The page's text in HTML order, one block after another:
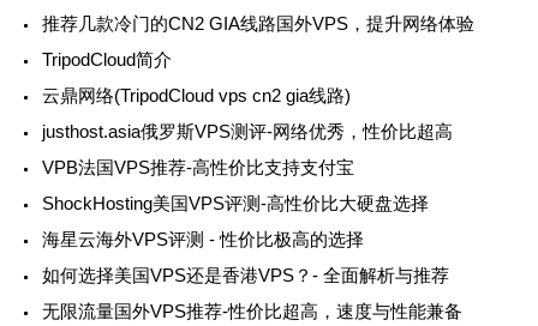
推荐几款冷门的CN2 GIA线路国外VPS，提升网络体验
TripodCloud简介
云鼎网络(TripodCloud vps cn2 gia线路)
justhost.asia俄罗斯VPS测评-网络优秀，性价比超高
VPB法国VPS推荐-高性价比支持支付宝
ShockHosting美国VPS评测-高性价比大硬盘选择
海星云海外VPS评测 - 性价比极高的选择
如何选择美国VPS还是香港VPS？- 全面解析与推荐
无限流量国外VPS推荐-性价比超高，速度与性能兼备